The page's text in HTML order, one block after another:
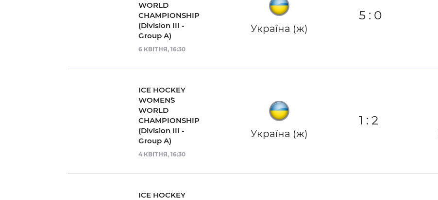
WORLD
CHAMPIONSHIP
(Division III -
Group A)
6 КВІТНЯ, 16:30
Україна (ж)
5 : 0
ICE HOCKEY
WOMEN`S
WORLD
CHAMPIONSHIP
(Division III -
Group A)
4 КВІТНЯ, 16:30
Україна (ж)
1 : 2
ICE HOCKEY